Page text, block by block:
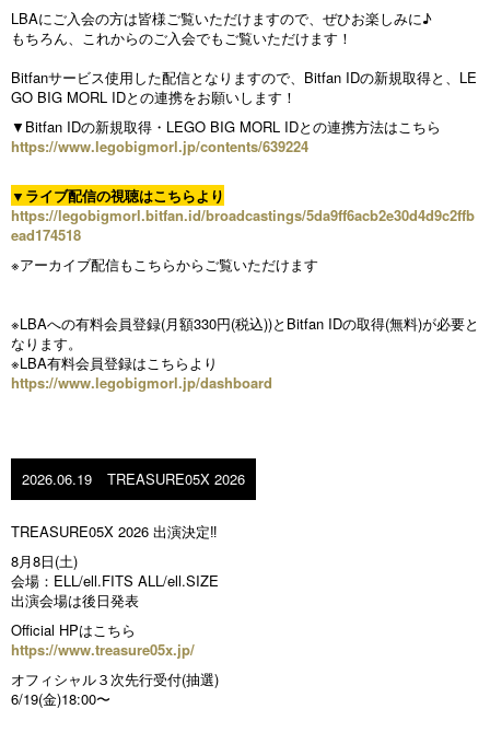
LBAにご入会の方は皆様ご覧いただけますので、ぜひお楽しみに♪
もちろん、これからのご入会でもご覧いただけます！
Bitfanサービス使用した配信となりますので、Bitfan IDの新規取得と、LE
GO BIG MORL IDとの連携をお願いします！
▼Bitfan IDの新規取得・LEGO BIG MORL IDとの連携方法はこちら
https://www.legobigmorl.jp/contents/639224
▼ライブ配信の視聴はこちらより
https://legobigmorl.bitfan.id/broadcastings/5da9ff6acb2e30d4d9c2ffb
ead174518
※アーカイブ配信もこちらからご覧いただけます
※LBAへの有料会員登録(月額330円(税込))とBitfan IDの取得(無料)が必要と
なります。
※LBA有料会員登録はこちらより
https://www.legobigmorl.jp/dashboard
2026.06.19 TREASURE05X 2026
TREASURE05X 2026 出演決定‼️
8月8日(土)
会場：ELL/ell.FITS ALL/ell.SIZE
出演会場は後日発表
Official HPはこちら
https://www.treasure05x.jp/
オフィシャル３次先行受付(抽選)
6/19(金)18:00〜